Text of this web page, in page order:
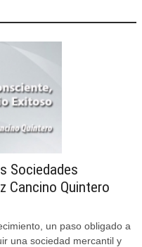
Sociedades
Cancino Quintero
un paso obligado a
una sociedad mercantil y